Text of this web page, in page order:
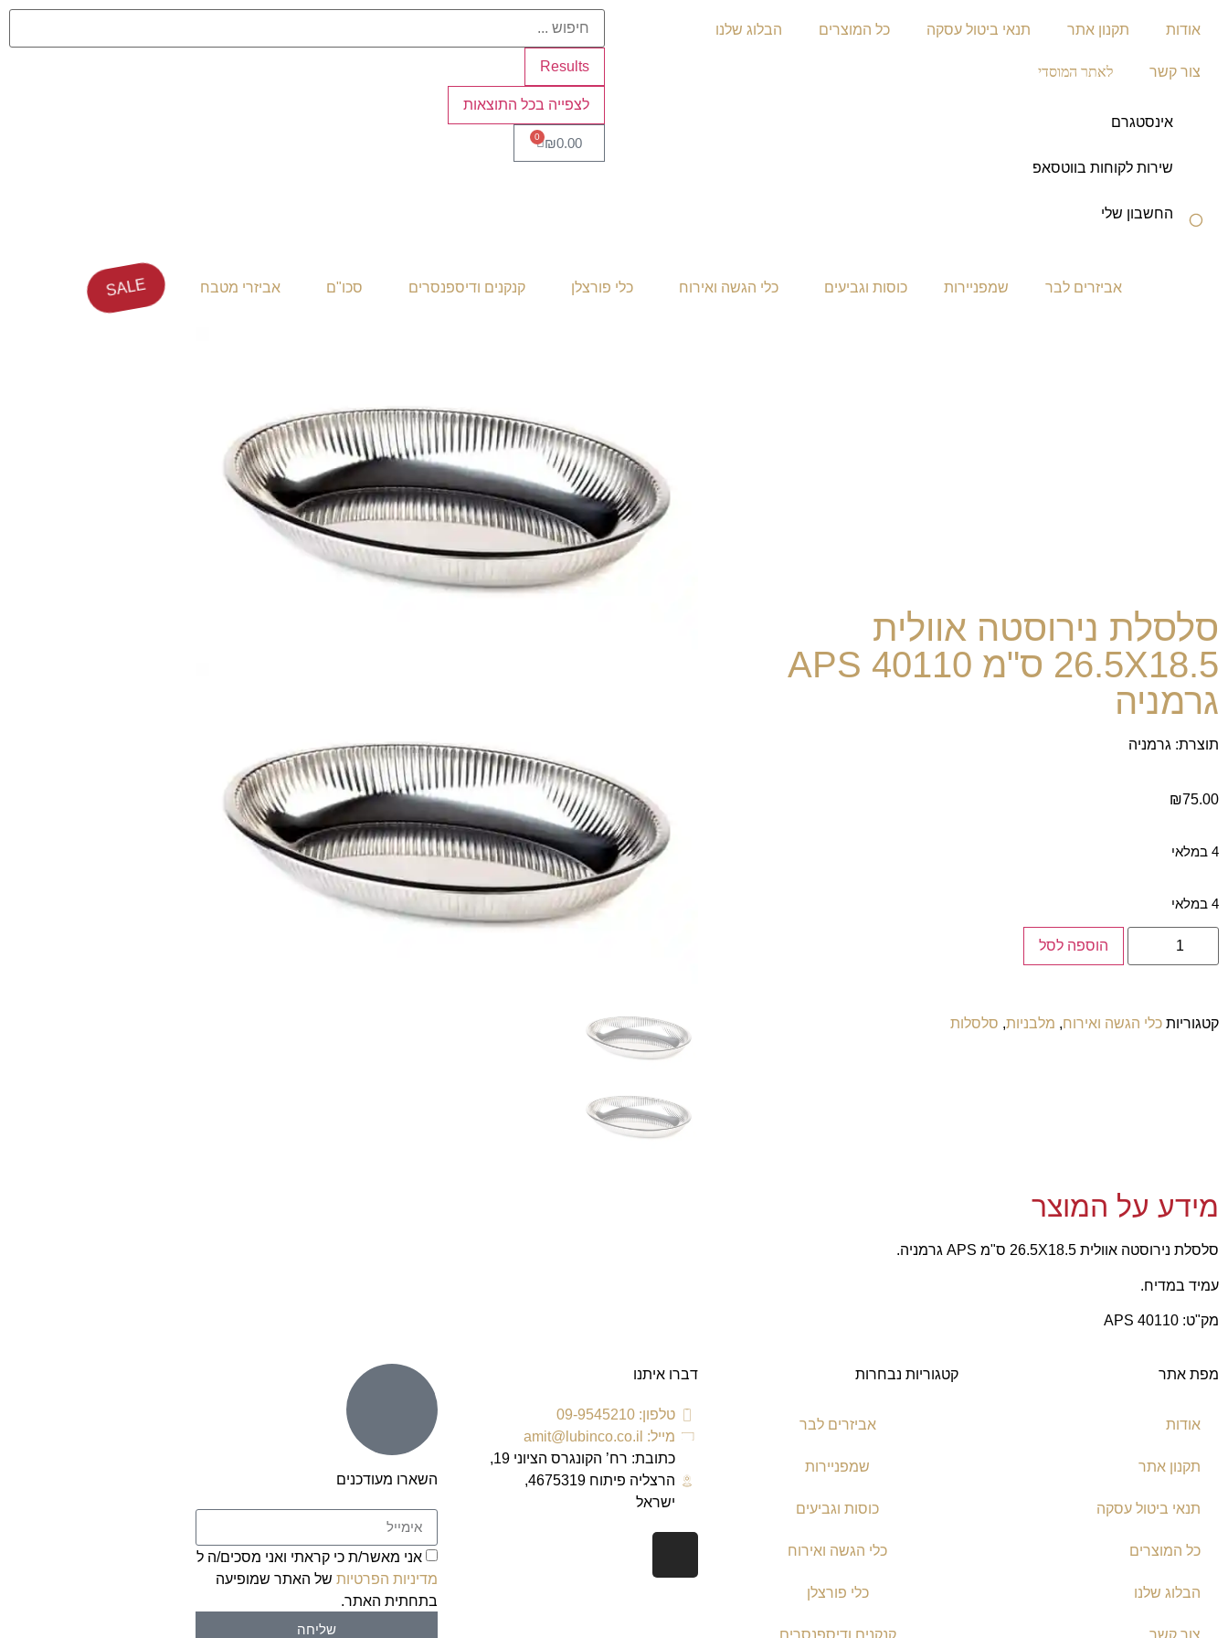
אודות תקנון אתר תנאי ביטול עסקה כל המוצרים הבלוג שלנו
צור קשר לאתר המוסדי
אינסטגרם
שירות לקוחות בווטסאפ
החשבון שלי
Results
לצפייה בכל התוצאות
₪0.00
0
אביזרים לבר שמפניירות כוסות וגביעים כלי הגשה ואירוח כלי פורצלן קנקנים ודיספנסרים סכו"ם אביזרי מטבח SALE
סלסלת נירוסטה אוולית
26.5X18.5 ס"מ 40110 APS
גרמניה
תוצרת: גרמניה
₪75.00
4 במלאי
4 במלאי
הוספה לסל
קטגוריות כלי הגשה ואירוח, מלבניות, סלסלות
מידע על המוצר
סלסלת נירוסטה אוולית 26.5X18.5 ס"מ APS גרמניה.
עמיד במדיח.
מק"ט: 40110 APS
מפת אתר
אודות
תקנון אתר
תנאי ביטול עסקה
כל המוצרים
הבלוג שלנו
צור קשר
קטגוריות נבחרות
אביזרים לבר
שמפניירות
כוסות וגביעים
כלי הגשה ואירוח
כלי פורצלן
קנקנים ודיספנסרים
דברו איתנו
טלפון: 09-9545210
מייל: amit@lubinco.co.il
כתובת: רח’ הקונגרס הציוני 19,
הרצליה פיתוח 4675319,
ישראל
השארו מעודכנים
אני מאשר/ת כי קראתי ואני מסכים/ה ל
מדיניות הפרטיות של האתר שמופיעה
בתחתית האתר.
שליחה